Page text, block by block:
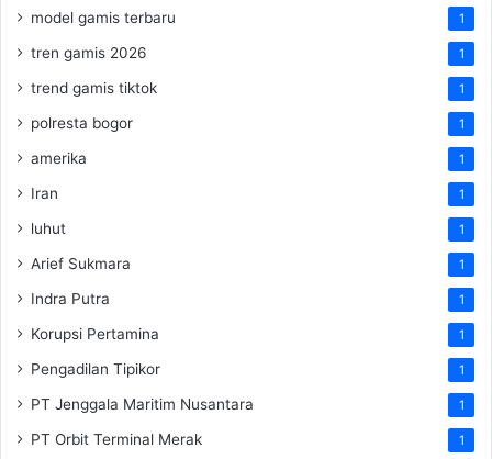
model gamis terbaru 1
tren gamis 2026 1
trend gamis tiktok 1
polresta bogor 1
amerika 1
Iran 1
luhut 1
Arief Sukmara 1
Indra Putra 1
Korupsi Pertamina 1
Pengadilan Tipikor 1
PT Jenggala Maritim Nusantara 1
PT Orbit Terminal Merak 1